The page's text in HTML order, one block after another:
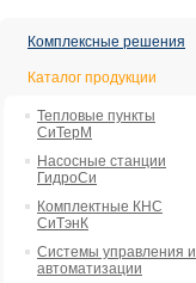
Комплексные решения
Каталог продукции
Тепловые пункты
СиТерМ
Насосные станции
ГидроСи
Комплектные КНС
СиТэнК
Системы управления и
автоматизации